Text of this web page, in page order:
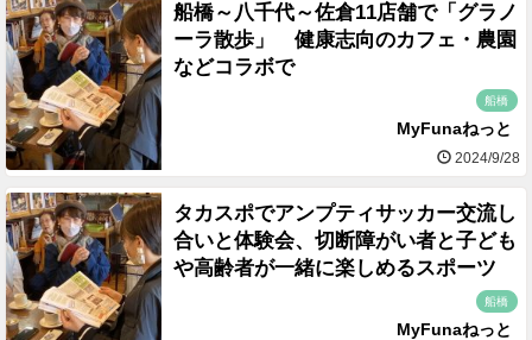
船橋～八千代～佐倉11店舗で「グラノ
ーラ散歩」 健康志向のカフェ・農園
などコラボで
船橋
MyFunaねっと
2024/9/28
タカスポでアンプティサッカー交流し
合いと体験会、切断障がい者と子ども
や高齢者が一緒に楽しめるスポーツ
船橋
MyFunaねっと